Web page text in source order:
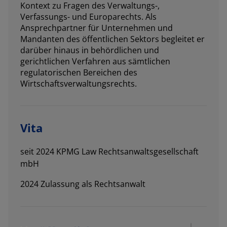
Kontext zu Fragen des Verwaltungs-,
Verfassungs- und Europarechts. Als
Ansprechpartner für Unternehmen und
Mandanten des öffentlichen Sektors begleitet er
darüber hinaus in behördlichen und
gerichtlichen Verfahren aus sämtlichen
regulatorischen Bereichen des
Wirtschaftsverwaltungsrechts.
Vita
seit 2024 KPMG Law Rechtsanwaltsgesellschaft
mbH
2024 Zulassung als Rechtsanwalt